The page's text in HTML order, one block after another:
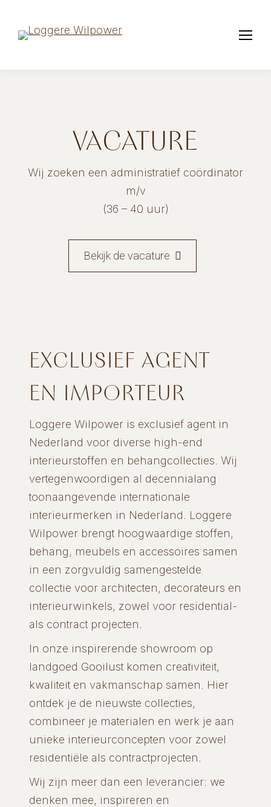
VACATURE
Wij zoeken een administratief coördinator
m/v
(36 – 40 uur)
Bekijk de vacature
EXCLUSIEF AGENT
EN IMPORTEUR
Loggere Wilpower is exclusief agent in
Nederland voor diverse high-end
interieurstoffen en behangcollecties. Wij
vertegenwoordigen al decennialang
toonaangevende internationale
interieurmerken in Nederland. Loggere
Wilpower brengt hoogwaardige stoffen,
behang, meubels en accessoires samen
in een zorgvuldig samengestelde
collectie voor architecten, decorateurs en
interieurwinkels, zowel voor residential-
als contract projecten.
In onze inspirerende showroom op
landgoed Gooilust komen creativiteit,
kwaliteit en vakmanschap samen. Hier
ontdek je de nieuwste collecties,
combineer je materialen en werk je aan
unieke interieurconcepten voor zowel
residentiële als contractprojecten.
Wij zijn meer dan een leverancier: we
denken mee, inspireren en